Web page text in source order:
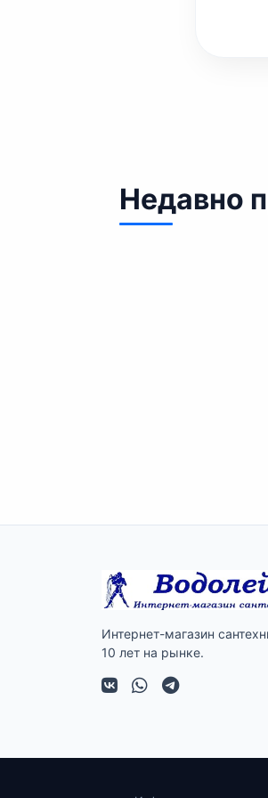
Недавно
Интернет-магазин
10 лет на рынке.